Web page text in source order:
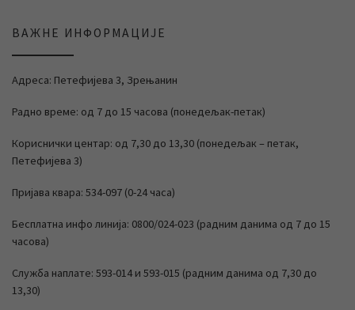
ВАЖНЕ ИНФОРМАЦИЈЕ
Адреса: Петефијева 3, Зрењанин
Радно време: од 7 до 15 часова (понедељак-петак)
Кориснички центар: од 7,30 до 13,30 (понедељак – петак,
Петефијева 3)
Пријава квара: 534-097 (0-24 часа)
Бесплатна инфо линија: 0800/024-023 (радним данима од 7 до 15
часова)
Служба наплате: 593-014 и 593-015 (радним данима од 7,30 до
13,30)